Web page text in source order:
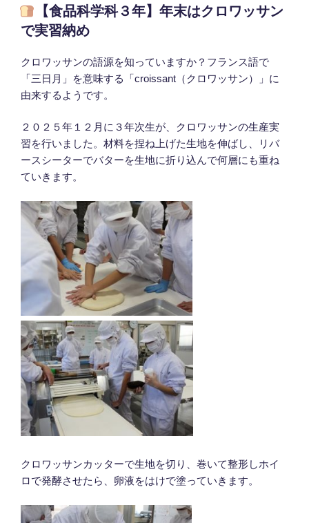
稿
日:
【食品科学科３年】年末はクロワッサン
で実習納め
クロワッサンの語源を知っていますか？フランス語で
「三日月」を意味する「croissant（クロワッサン）」に
由来するようです。
２０２５年１２月に３年次生が、クロワッサンの生産実
習を行いました。材料を捏ね上げた生地を伸ばし、リバ
ースシーターでバターを生地に折り込んで何層にも重ね
ていきます。
クロワッサンカッターで生地を切り、巻いて整形しホイ
ロで発酵させたら、卵液をはけで塗っていきます。